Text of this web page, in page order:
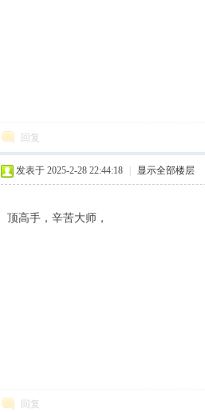
回复
发表于 2025-2-28 22:44:18 显示全部楼层
顶高手，辛苦大师，
回复